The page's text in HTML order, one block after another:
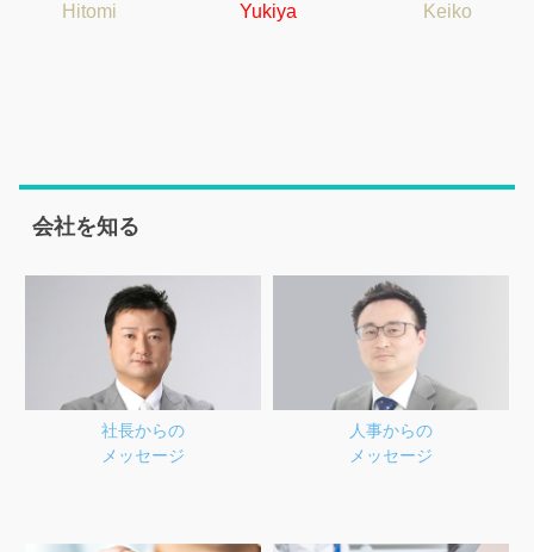
Hitomi Yukiya Keiko
会社を知る
社長からの
メッセージ
人事からの
メッセージ